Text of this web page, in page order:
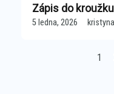
Zápis do
5 ledna, 2026
1